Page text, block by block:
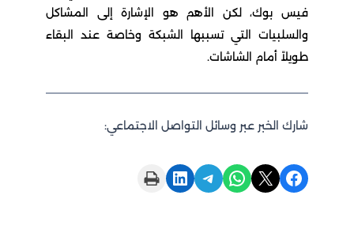
فيس بوك، لكن الأهم هو الإشارة إلى المشاكل
والسلبيات التي تسببها الشبكة وخاصة عند البقاء
طويلاً أمام الشاشات.
شارك الخبر عبر وسائل التواصل الاجتماعي:
Share on Facebook
Share on X
Share on WhatsApp
Share on Telegram
Share on LinkedIn
Print this Page